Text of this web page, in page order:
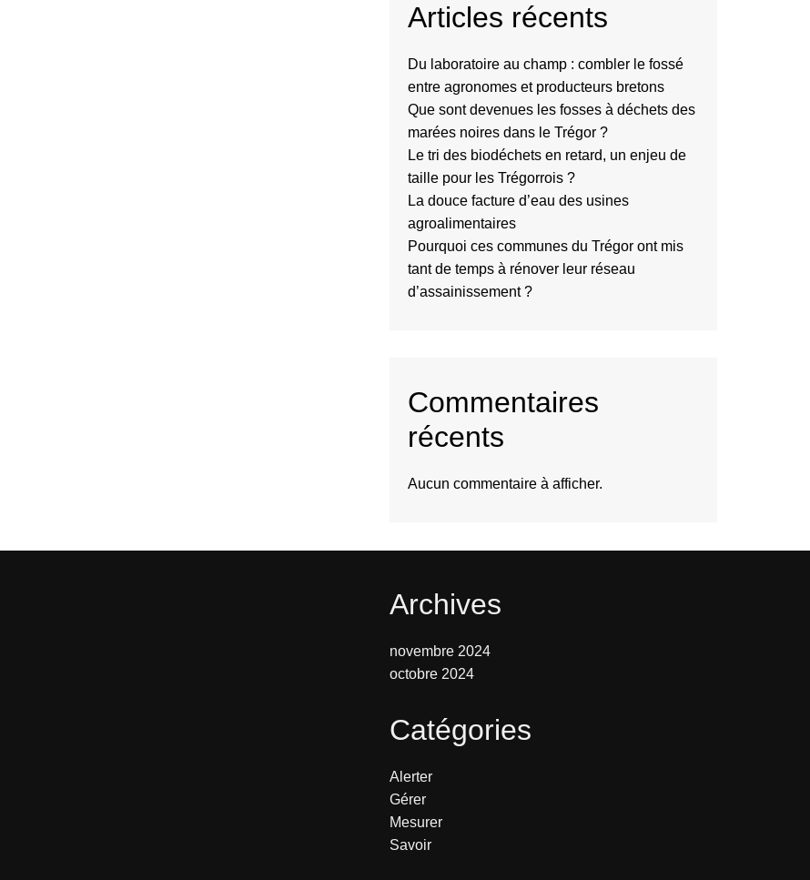
Articles récents
Du laboratoire au champ : combler le fossé
entre agronomes et producteurs bretons
Que sont devenues les fosses à déchets des
marées noires dans le Trégor ?
Le tri des biodéchets en retard, un enjeu de
taille pour les Trégorrois ?
La douce facture d’eau des usines
agroalimentaires
Pourquoi ces communes du Trégor ont mis
tant de temps à rénover leur réseau
d’assainissement ?
Commentaires
récents
Aucun commentaire à afficher.
Archives
novembre 2024
octobre 2024
Catégories
Alerter
Gérer
Mesurer
Savoir